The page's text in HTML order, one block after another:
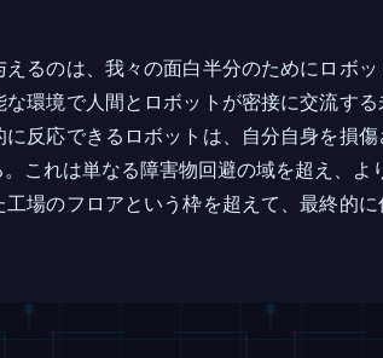
るのは、我々の面白半分のためにロボ
環境で人間とロボットが密接に交流す
反応できるロボットは、自分自身を損
これは単なる障害物回避の域を超え、
場のフロアという枠を超えて、最終的